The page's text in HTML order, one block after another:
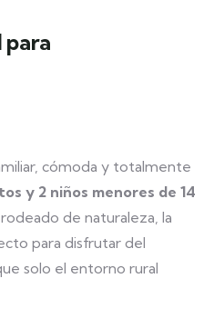
para
cómoda y totalmente
y 2 niños menores de 14
de naturaleza, la
para disfrutar del
solo el entorno rural